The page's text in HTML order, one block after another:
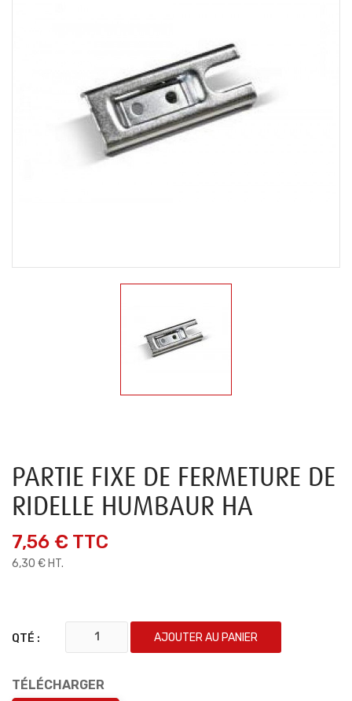
PARTIE FIXE DE FERMETURE DE
RIDELLE HUMBAUR HA
7,56 € TTC
6,30 € HT.
QTÉ : AJOUTER AU PANIER
TÉLÉCHARGER